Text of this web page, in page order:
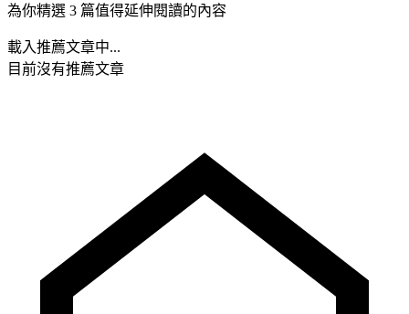
為你精選 3 篇值得延伸閱讀的內容
載入推薦文章中...
目前沒有推薦文章